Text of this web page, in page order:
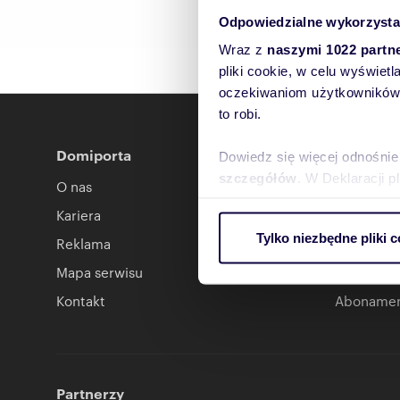
Odpowiedzialne
Wraz z naszymi 1022
pliki cookie, w celu
oczekiwaniom
to robi.
Dowiedz się więcej
szczegółów . W Deklaracji
ruch w naszej witrynie.
reklamowym i
uzyskanymi podczas
Tylko niezbędne pliki
Domiporta
O nas
Kariera
Reklama
Mapa serwisu
Kontakt
Dodaj
Cennik
Kontakt w
Partnerzy